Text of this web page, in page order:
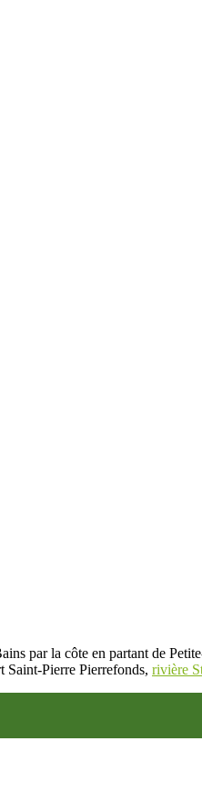
par la côte en partant de
Saint-Pierre Pierrefonds, rivière